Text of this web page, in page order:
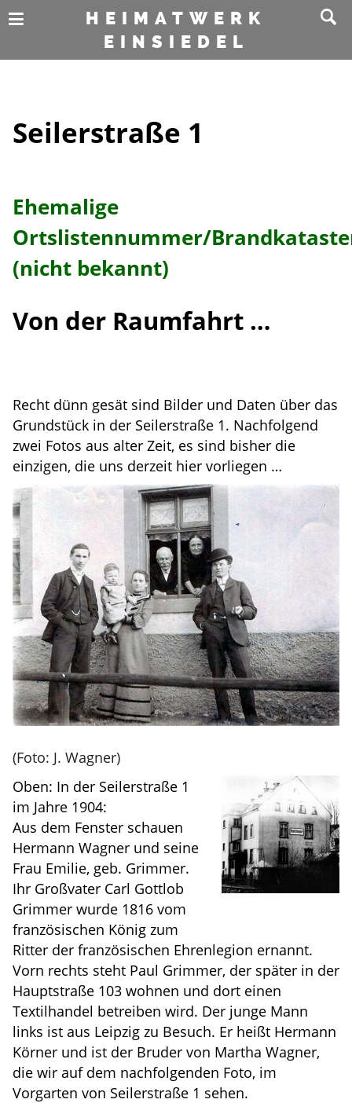
HEIMATWERK
EINSIEDEL
Seilerstraße 1
Ehemalige
Ortslistennummer/
(nicht bekannt)
Von der Raumfahrt …
Recht dünn gesät sind Bilder und Daten über das
Grundstück in der Seilerstraße 1. Nachfolgend
zwei Fotos aus alter Zeit, es sind bisher die
einzigen, die uns derzeit hier vorliegen …
(Foto: J. Wagner)
Oben: In der Seilerstraße 1
im Jahre 1904:
Aus dem Fenster schauen
Hermann Wagner und seine
Frau Emilie, geb. Grimmer.
Ihr Großvater Carl Gottlob
Grimmer wurde 1816 vom
französischen König zum
Ritter der französischen Ehrenlegion ernannt.
Vorn rechts steht Paul Grimmer, der später in der
Hauptstraße 103 wohnen und dort einen
Textilhandel betreiben wird. Der junge Mann
links ist aus Leipzig zu Besuch. Er heißt Hermann
Körner und ist der Bruder von Martha Wagner,
die wir auf dem nachfolgenden Foto, im
Vorgarten von Seilerstraße 1 sehen.